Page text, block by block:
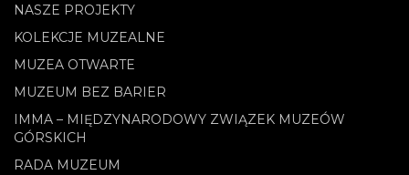
NASZE PROJEKTY
KOLEKCJE MUZEALNE
MUZEA OTWARTE
MUZEUM BEZ BARIER
IMMA – MIĘDZYNARODOWY ZWIĄZEK MUZEÓW
GÓRSKICH
RADA MUZEUM